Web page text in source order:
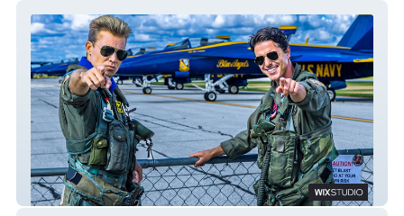
California Maverick